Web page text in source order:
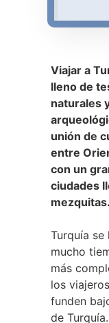
Viajar a
lleno de
naturales
unión de
entre
con un
ciudades
mezquitas.
Turquía
mucho
más
los
funden
de Turquía.